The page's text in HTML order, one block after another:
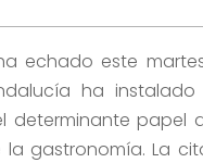
echado este
ha
determinante
gastronomía. La